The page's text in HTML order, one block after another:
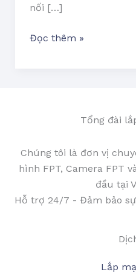
nối […]
Đọc thêm »
Tổng đài
Chúng tôi là đơn vị
hình FPT, Camera FPT
đầu tại
Hỗ trợ 24/7 - Đảm bảo
Lắp